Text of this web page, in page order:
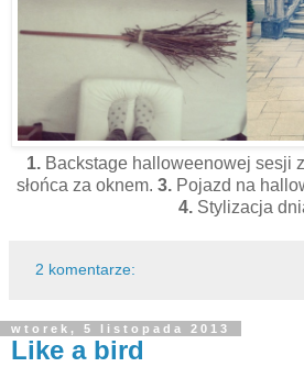
1. Backstage halloweenowej sesji
słońca za oknem. 3.Pojazd na
4. Stylizacja
2 komentarze:
wtorek, 5 listopada 2013
Like a bird